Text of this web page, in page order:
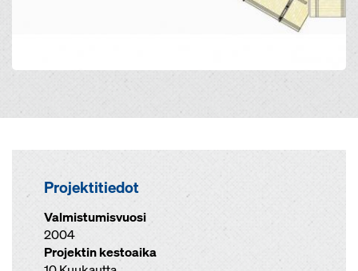
Projektitiedot
Valmistumisvuosi
2004
Projektin kestoaika